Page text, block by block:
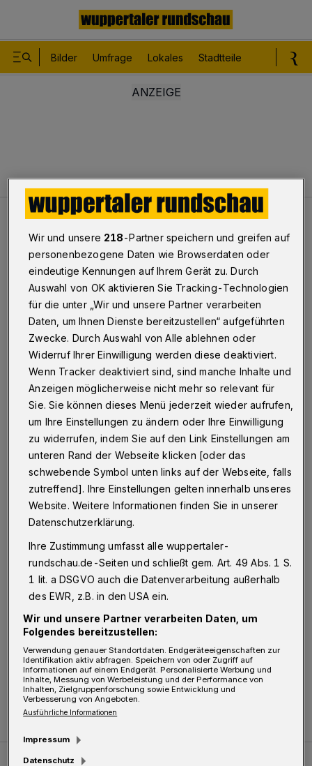
Bilder Umfrage Lokales Stadtteile
Leser Hoffnung auf baldigen Abriss
„Landhaus Dreyer“-Ruine an der Vogelsangstraße
Hoffnung auf baldigen Abriss
Betr.: „Landhaus Dreyer“-Ruine, Rundschau vom 28.
März
15.04.2020 , 13:42 Uhr
I ch möchte mich für Ihre Berichterstattung
zum aktuellen Stand der Ruine „Landhaus
Dreyer“ bedanken. Dann bleibt zu hoffen, dass
der Abriss nun recht bald erfolgt.
Ich denke, dass es viele Bürger – auch gerade
im nahen Umfeld – freuen würde.
Ingeburg Sardisong
Wir und unsere 218-Partner speichern und greifen auf
personenbezogene Daten wie Browserdaten oder
eindeutige Kennungen auf Ihrem Gerät zu. Durch
Auswahl von OK aktivieren Sie Tracking-Technologien
für die unter „Wir und unsere Partner verarbeiten
Daten, um Ihnen Dienste bereitzustellen“ aufgeführten
Zwecke. Durch Auswahl von Alle ablehnen oder
Widerruf Ihrer Einwilligung werden diese deaktiviert.
Wenn Tracker deaktiviert sind, sind manche Inhalte und
Anzeigen möglicherweise nicht mehr so relevant für
Sie. Sie können dieses Menü jederzeit wieder aufrufen,
um Ihre Einstellungen zu ändern oder Ihre Einwilligung
zu widerrufen, indem Sie auf den Link Einstellungen am
unteren Rand der Webseite klicken [oder das
schwebende Symbol unten links auf der Webseite, falls
zutreffend]. Ihre Einstellungen gelten innerhalb unseres
Website. Weitere Informationen finden Sie in unserer
Datenschutzerklärung.
Ihre Zustimmung umfasst alle wuppertaler-
rundschau.de-Seiten und schließt gem. Art. 49 Abs. 1 S.
1 lit. a DSGVO auch die Datenverarbeitung außerhalb
des EWR, z.B. in den USA ein.
Wir und unsere Partner verarbeiten Daten, um
Folgendes bereitzustellen:
Verwendung genauer Standortdaten. Endgeräteeigenschaften zur
Identifikation aktiv abfragen. Speichern von oder Zugriff auf
Informationen auf einem Endgerät. Personalisierte Werbung und
Inhalte, Messung von Werbeleistung und der Performance von
Inhalten, Zielgruppenforschung sowie Entwicklung und
Verbesserung von Angeboten.
Ausführliche Informationen
Impressum
Datenschutz